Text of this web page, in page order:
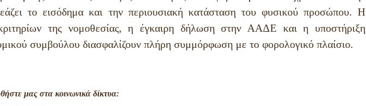
το εισόδημα και την περιουσιακή κατάσταση του φυσικού προσώπου. Η
της νομοθεσίας, η έγκαιρη δήλωση στην ΑΑΔΕ και η υποστήριξη
συμβούλου διασφαλίζουν πλήρη συμμόρφωση με το φορολογικό πλαίσιο.
μας στα κοινωνικά δίκτυα: